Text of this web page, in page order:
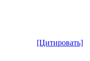
[Цитировать]